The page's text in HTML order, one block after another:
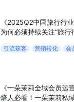
有赞商盟
认证代理商
《2025Q2中国旅行行
为何必须持续关注“旅行
引流获客 营销转化 会
《一朵茉莉全域会员运
焙人必看！一朵茉莉私